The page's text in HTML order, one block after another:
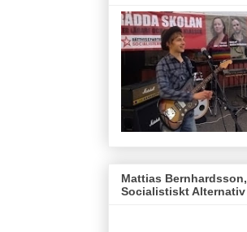
Mattias Bernhardsson,
Socialistiskt Alternativ